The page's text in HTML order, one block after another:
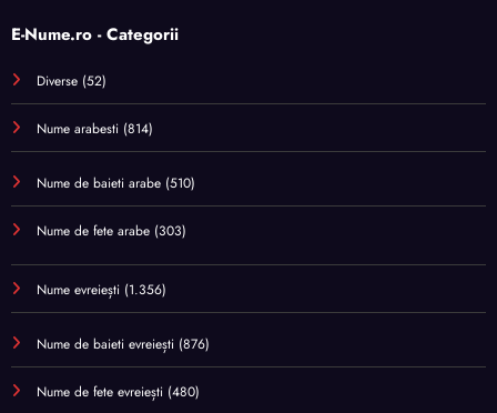
E-Nume.ro - Categorii
Diverse (52)
Nume arabesti (814)
Nume de baieti arabe (510)
Nume de fete arabe (303)
Nume evreiești (1.356)
Nume de baieti evreiești (876)
Nume de fete evreiești (480)